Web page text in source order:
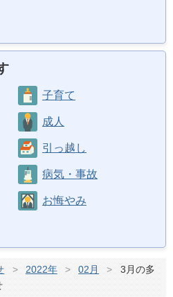
子育て
成人
引っ越し
病気・事故
お悔やみ
> 2022年 > 02月 >
3月の多